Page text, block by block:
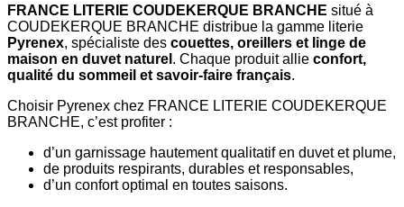
FRANCE LITERIE COUDEKERQUE BRANCHE situé à
COUDEKERQUE BRANCHE distribue la gamme literie
Pyrenex, spécialiste des couettes, oreillers et linge de
maison en duvet naturel . Chaque produit allie confort,
qualité du sommeil et savoir-faire français.
Choisir Pyrenex chez FRANCE LITERIE COUDEKERQUE
BRANCHE, c’est profiter :
d’un garnissage hautement qualitatif en duvet et plume,
de produits respirants, durables et responsables,
d’un confort optimal en toutes saisons.